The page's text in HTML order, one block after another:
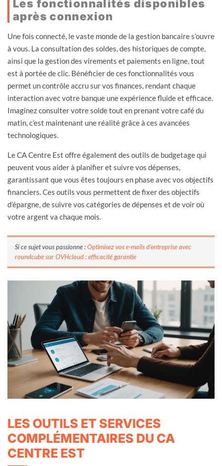
Les fonctionnalités disponibles
après connexion
Une fois connecté, le vaste monde de la gestion bancaire s’ouvre
à vous. La consultation des soldes, des historiques de compte,
ainsi que la gestion des virements et paiements en ligne, tout
est à portée de clic. Bénéficier de ces fonctionnalités vous
permet un contrôle accru sur vos finances, rendant chaque
interaction avec votre banque une expérience fluide et efficace.
Imaginez consulter votre solde tout en prenant votre café du
matin, c’est maintenant une réalité grâce à ces avancées
technologiques.
Le CA Centre Est offre également des outils de budgetage qui
peuvent vous aider à planifier et suivre vos dépenses,
garantissant que vous êtes toujours en phase avec vos objectifs
financiers. Ces outils vous permettent de fixer des objectifs
d’épargne, de suivre vos catégories de dépenses et de voir où
votre argent va chaque mois.
Si ce sujet vous passionne :Optimisez vos e-mails d’entreprise avec
roundcube sur OVHcloud : efficacité garantie
LES OUTILS ET SERVICES
COMPLÉMENTAIRES DU CA
CENTRE EST